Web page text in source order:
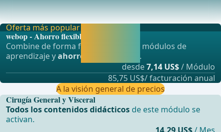
Estudio retrospectivo de un solo centro sobre los
resultados a largo plazo de la operación de resec
Oferta más popular
webop - Ahorro flexible
Combine de forma flexible nuestros módulos de
aprendizaje yahorre hasta un 50% .
desde7,14 US$/ Módulo
85,75 US$/ facturación anual
A la visión general de precios
Cirugía General y Visceral
Todos los contenidos didácticos de este módulo se
activan.